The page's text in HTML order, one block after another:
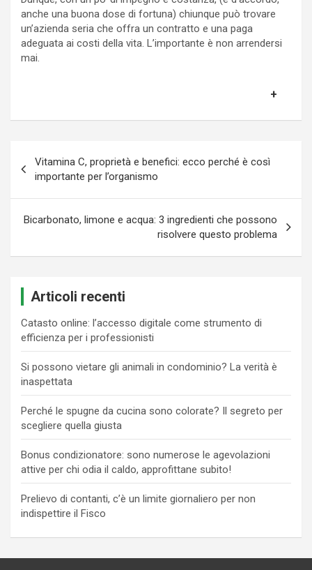
anche una buona dose di fortuna) chiunque può trovare
un’azienda seria che offra un contratto e una paga
adeguata ai costi della vita. L’importante è non arrendersi
mai.
articoli
Vitamina C, proprietà e benefici: ecco perché è così
importante per l’organismo
Bicarbonato, limone e acqua: 3 ingredienti che possono
risolvere questo problema
Articoli recenti
Catasto online: l’accesso digitale come strumento di
efficienza per i professionisti
Si possono vietare gli animali in condominio? La verità è
inaspettata
Perché le spugne da cucina sono colorate? Il segreto per
scegliere quella giusta
Bonus condizionatore: sono numerose le agevolazioni
attive per chi odia il caldo, approfittane subito!
Prelievo di contanti, c’è un limite giornaliero per non
indispettire il Fisco